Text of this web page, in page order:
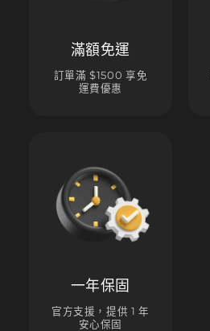
滿額免運
訂單滿 $1500 享免
運費優惠
一年保固
官方支援，提供 1 年
安心保固